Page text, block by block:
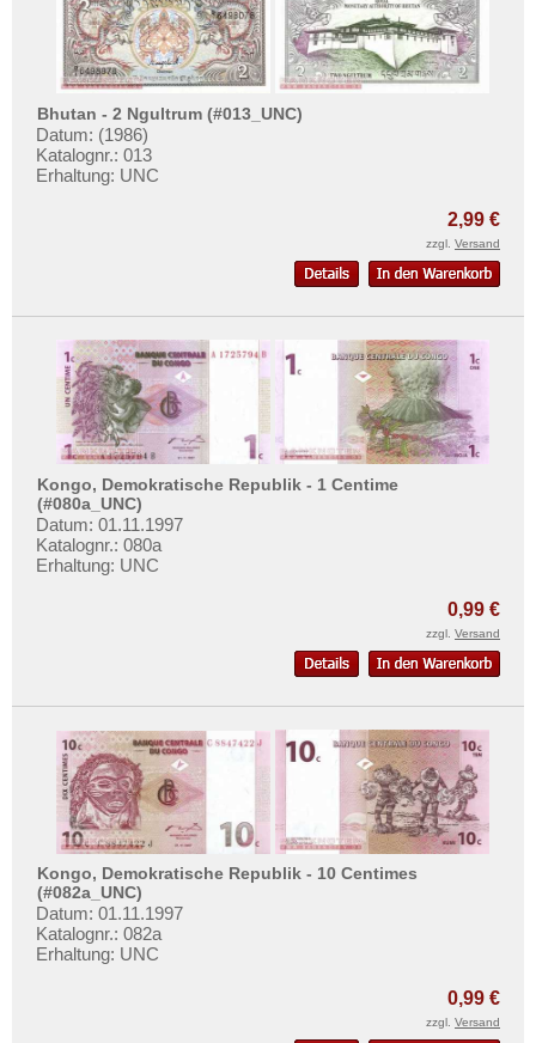
Trinidad und Tobago
Uruguay
USA
Venezuela
Bhutan - 2 Ngultrum (#013_UNC)
Datum: (1986)
Katalognr.: 013
Erhaltung: UNC
2,99 €
zzgl. Versand
Kongo, Demokratische Republik - 1 Centime
(#080a_UNC)
Datum: 01.11.1997
Katalognr.: 080a
Erhaltung: UNC
0,99 €
zzgl. Versand
Kongo, Demokratische Republik - 10 Centimes
(#082a_UNC)
Datum: 01.11.1997
Katalognr.: 082a
Erhaltung: UNC
0,99 €
zzgl. Versand